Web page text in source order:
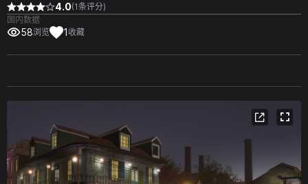
4.0(1条评分)
国内数据
58浏览 1 收藏